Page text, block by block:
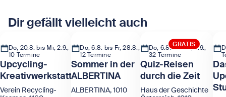
Dir gefällt vielleicht auch
Do, 20.8. bis Mi, 2.9.,
10 Termine
Upcycling-
Kreativwerkstatt
Verein Recycling-
Do, 6.8. bis Fr, 28.8.,
12 Termine
Sommer in der
ALBERTINA
ALBERTINA, 1010
GRATIS
Do, 6.8. bis So, 6.9.,
32 Termine
Quiz-Reisen
durch die Zeit
Haus der Geschichte